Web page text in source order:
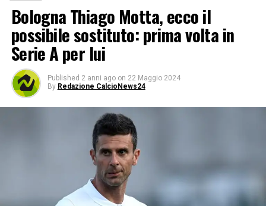
Bologna Thiago Motta, ecco il
possibile sostituto: prima volta in
Serie A per lui
Published 2 anni ago on 22 Maggio 2024
By Redazione CalcioNews24